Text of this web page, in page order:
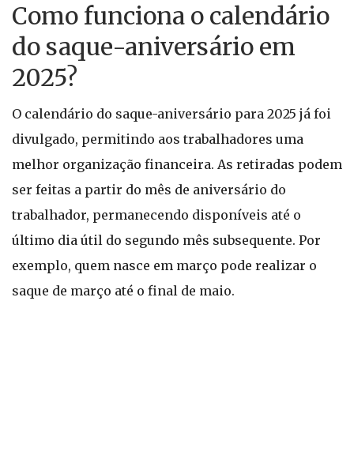
Como funciona o calendário
do saque-aniversário em
2025?
O calendário do saque-aniversário para 2025 já foi
divulgado, permitindo aos trabalhadores uma
melhor organização financeira. As retiradas podem
ser feitas a partir do mês de aniversário do
trabalhador, permanecendo disponíveis até o
último dia útil do segundo mês subsequente. Por
exemplo, quem nasce em março pode realizar o
saque de março até o final de maio.